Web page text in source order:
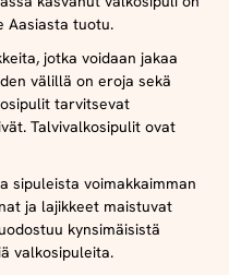
Aasiasta tuotu.
jotka voidaan jakaa
välillä on eroja sekä
tarvitsevat
Talvivalkosipulit ovat
sipuleista voimakkaimman
ja lajikkeet maistuvat
kynsimäisistä
valkosipuleita.